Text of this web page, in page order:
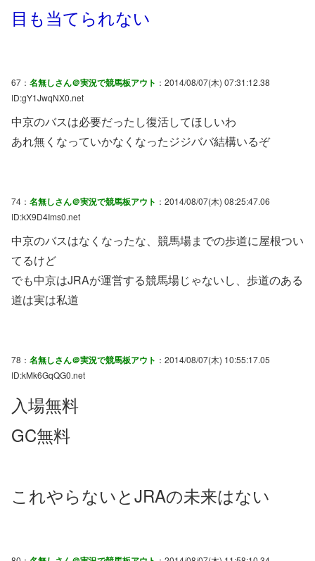
目も当てられない
67： 名無しさん＠実況で競馬板アウト ：2014/08/07(木) 07:31:12.38
ID:gY1JwqNX0.net
中京のバスは必要だったし復活してほしいわ
あれ無くなっていかなくなったジジババ結構いるぞ
74： 名無しさん＠実況で競馬板アウト ：2014/08/07(木) 08:25:47.06
ID:kX9D4Ims0.net
中京のバスはなくなったな、競馬場までの歩道に屋根つい
てるけど
でも中京はJRAが運営する競馬場じゃないし、歩道のある
道は実は私道
78： 名無しさん＠実況で競馬板アウト ：2014/08/07(木) 10:55:17.05
ID:kMk6GqQG0.net
入場無料
GC無料
これやらないとJRAの未来はない